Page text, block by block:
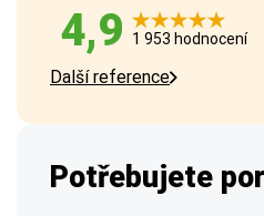
4,9 1 953 hodnocení
Další reference
Potřebujete